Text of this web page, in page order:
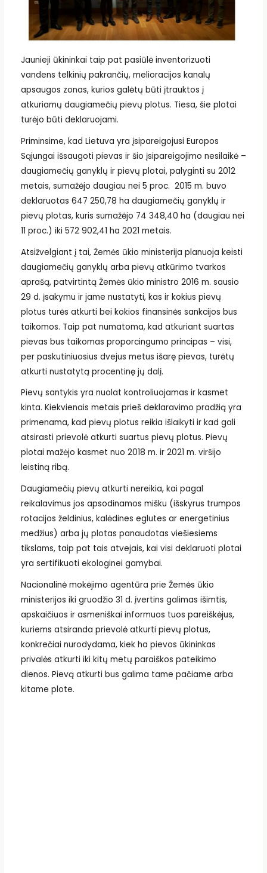
Jaunieji ūkininkai taip pat pasiūlė inventorizuoti
vandens telkinių pakrančių, melioracijos kanalų
apsaugos zonas, kurios galėtų būti įtrauktos į
atkuriamų daugiamečių pievų plotus. Tiesa, šie plotai
turėjo būti deklaruojami.
Priminsime, kad Lietuva yra įsipareigojusi Europos
Sąjungai išsaugoti pievas ir šio įsipareigojimo nesilaikė –
daugiamečių ganyklų ir pievų plotai, palyginti su 2012
metais, sumažėjo daugiau nei 5 proc. 2015 m. buvo
deklaruotas 647 250,78 ha daugiamečių ganyklų ir
pievų plotas, kuris sumažėjo 74 348,40 ha (daugiau nei
11 proc.) iki 572 902,41 ha 2021 metais.
Atsižvelgiant į tai, Žemės ūkio ministerija planuoja keisti
daugiamečių ganyklų arba pievų atkūrimo tvarkos
aprašą, patvirtintą Žemės ūkio ministro 2016 m. sausio
29 d. įsakymu ir jame nustatyti, kas ir kokius pievų
plotus turės atkurti bei kokios finansinės sankcijos bus
taikomos. Taip pat numatoma, kad atkuriant suartas
pievas bus taikomas proporcingumo principas – visi,
per paskutiniuosius dvejus metus išarę pievas, turėtų
atkurti nustatytą procentinę jų dalį.
Pievų santykis yra nuolat kontroliuojamas ir kasmet
kinta. Kiekvienais metais prieš deklaravimo pradžią yra
primenama, kad pievų plotus reikia išlaikyti ir kad gali
atsirasti prievolė atkurti suartus pievų plotus. Pievų
plotai mažėjo kasmet nuo 2018 m. ir 2021 m. viršijo
leistiną ribą.
Daugiamečių pievų atkurti nereikia, kai pagal
reikalavimus jos apsodinamos mišku (išskyrus trumpos
rotacijos želdinius, kalėdines eglutes ar energetinius
medžius) arba jų plotas panaudotas viešiesiems
tikslams, taip pat tais atvejais, kai visi deklaruoti plotai
yra sertifikuoti ekologinei gamybai.
Nacionalinė mokėjimo agentūra prie Žemės ūkio
ministerijos iki gruodžio 31 d. įvertins galimas išimtis,
apskaičiuos ir asmeniškai informuos tuos pareiškėjus,
kuriems atsiranda prievolė atkurti pievų plotus,
konkrečiai nurodydama, kiek ha pievos ūkininkas
privalės atkurti iki kitų metų paraiškos pateikimo
dienos. Pievą atkurti bus galima tame pačiame arba
kitame plote.